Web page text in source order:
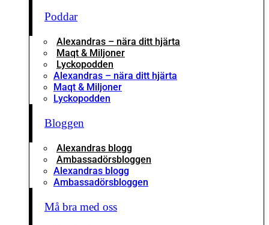
Poddar
Alexandras – nära ditt hjärta
Maqt & Miljoner
Lyckopodden
Alexandras – nära ditt hjärta
Maqt & Miljoner
Lyckopodden
Bloggen
Alexandras blogg
Ambassadörsbloggen
Alexandras blogg
Ambassadörsbloggen
Må bra med oss